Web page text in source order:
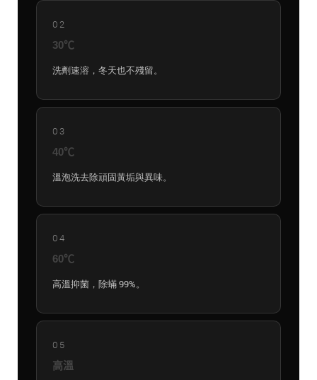
02
30℃
洗劑速溶，冬天也不殘留。
03
40℃
溫泡洗去除頑固黃垢與異味。
04
60℃
高溫抑菌，除蟎 99%。
05
高溫